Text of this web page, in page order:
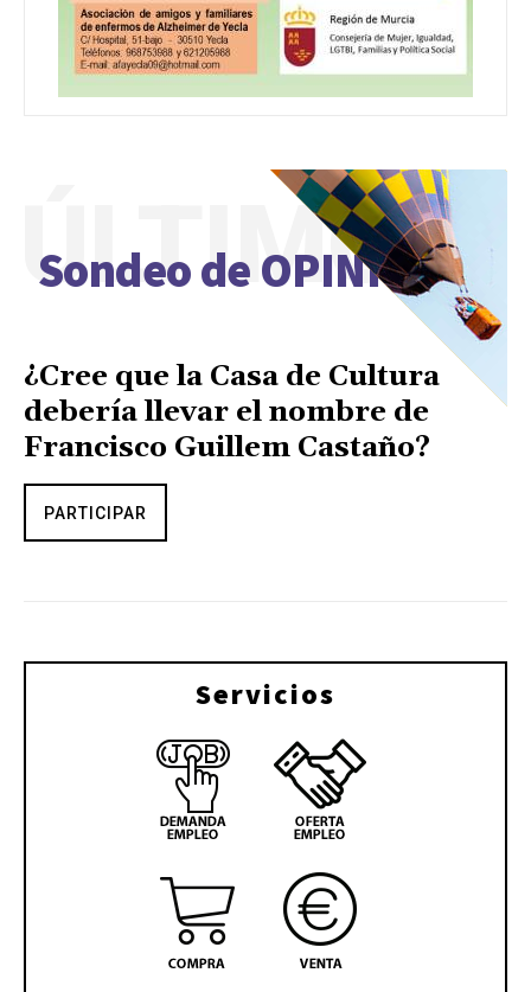
Sondeo de OPINIÓN
ÚLTIMO
¿Cree que la Casa de Cultura
debería llevar el nombre de
Francisco Guillem Castaño?
PARTICIPAR
Servicios